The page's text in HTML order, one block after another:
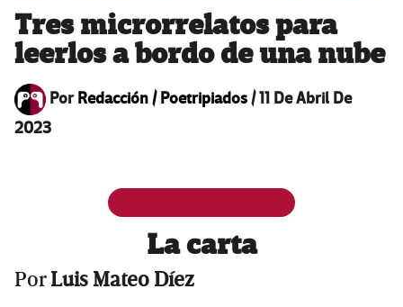
Tres microrrelatos para
leerlos a bordo de una nube
Por Redacción / Poetripiados/11 De Abril De
2023
La carta
PorLuis Mateo Díez